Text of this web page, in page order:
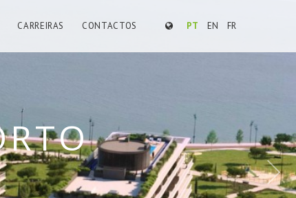
PT EN FR
CARREIRAS CONTACTOS